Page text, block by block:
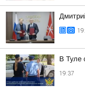
В Туле
19:37